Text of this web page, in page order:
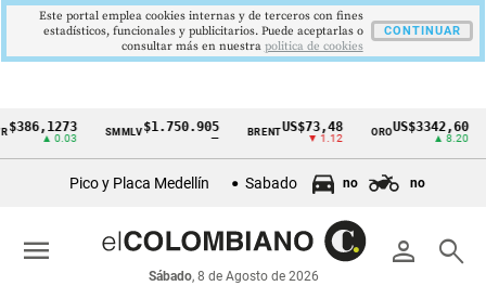
Cintillo
económicos
Colombia
0.03
SMMLV $1.750.905 BRENT US$73,48
▼ 1.12
ORO US$3342,60
▲ 8.20
Pico y Placa Medellín Sabado no no
person search
Sábado, 8 de Agosto de 2026
menu
Este portal emplea cookies internas y de terceros con fines
estadísticos, funcionales y publicitarios. Puede aceptarlas o
consultar más en nuestra politica de cookies
CONTINUAR